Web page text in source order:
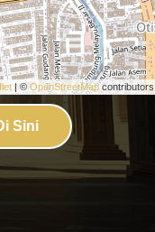
| ©OpenStreetMapcontributors
Sini